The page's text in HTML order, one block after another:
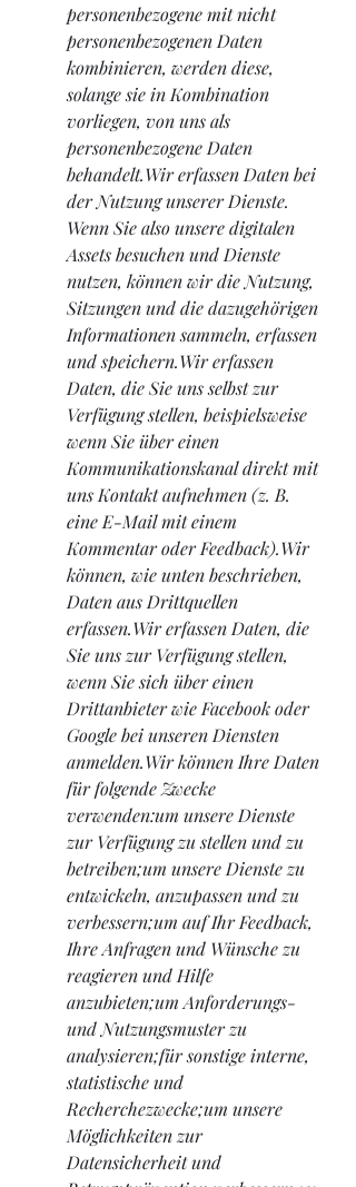
personenbezogene mit nicht
personenbezogenen Daten
kombinieren, werden diese,
solange sie in Kombination
vorliegen, von uns als
personenbezogene Daten
behandelt.Wir erfassen Daten bei
der Nutzung unserer Dienste.
Wenn Sie also unsere digitalen
Assets besuchen und Dienste
nutzen, können wir die Nutzung,
Sitzungen und die dazugehörigen
Informationen sammeln, erfassen
und speichern.Wir erfassen
Daten, die Sie uns selbst zur
Verfügung stellen, beispielsweise
wenn Sie über einen
Kommunikationskanal direkt mit
uns Kontakt aufnehmen (z. B.
eine E-Mail mit einem
Kommentar oder Feedback).Wir
können, wie unten beschrieben,
Daten aus Drittquellen
erfassen.Wir erfassen Daten, die
Sie uns zur Verfügung stellen,
wenn Sie sich über einen
Drittanbieter wie Facebook oder
Google bei unseren Diensten
anmelden.Wir können Ihre Daten
für folgende Zwecke
verwenden:um unsere Dienste
zur Verfügung zu stellen und zu
betreiben;um unsere Dienste zu
entwickeln, anzupassen und zu
verbessern;um auf Ihr Feedback,
Ihre Anfragen und Wünsche zu
reagieren und Hilfe
anzubieten;um Anforderungs-
und Nutzungsmuster zu
analysieren;für sonstige interne,
statistische und
Recherchezwecke;um unsere
Möglichkeiten zur
Datensicherheit und